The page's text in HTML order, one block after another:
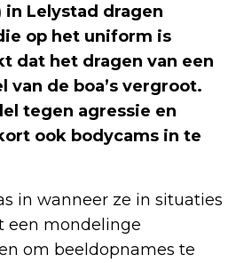
Lelystad dragen
op het uniform is
dat het dragen van een
de boa’s vergroot.
tegen agressie en
ook bodycams in te
in wanneer ze in situaties
een mondelinge
om beeldopnames te